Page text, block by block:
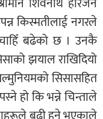
किस्मतीलाई नगरले
बढेको छ । उनकै
झयाल राखिदियो
सिसासहित
हो कि भन्ने चिन्ताले